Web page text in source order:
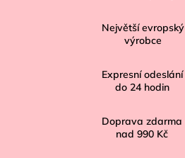
Největší evropský
výrobce
Expresní odeslání
do 24 hodin
Doprava zdarma
nad 990 Kč